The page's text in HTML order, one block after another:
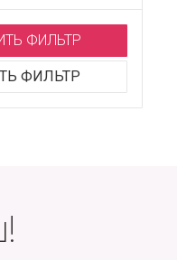
ФИЛЬТР
ФИЛЬТР